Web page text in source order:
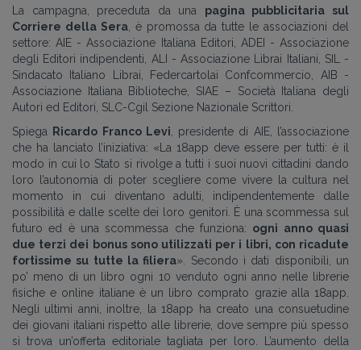
La campagna, preceduta da una pagina pubblicitaria sul
Corriere della Sera, è promossa da tutte le associazioni del
settore: AIE - Associazione Italiana Editori, ADEI - Associazione
degli Editori indipendenti, ALI - Associazione Librai Italiani, SIL -
Sindacato Italiano Librai, Federcartolai Confcommercio, AIB -
Associazione Italiana Biblioteche, SIAE – Società Italiana degli
Autori ed Editori, SLC-Cgil Sezione Nazionale Scrittori.
Spiega
Ricardo Franco Levi , presidente di AIE, l’associazione
che ha lanciato l’iniziativa: « La 18app deve essere per tutti: è il
modo in cui lo Stato si rivolge a tutti i suoi nuovi cittadini dando
loro l’autonomia di poter scegliere come vivere la cultura nel
momento in cui diventano adulti, indipendentemente dalle
possibilità e dalle scelte dei loro genitori. È una scommessa sul
futuro ed è una scommessa che funziona: ogni anno quasi
due terzi dei bonus sono utilizzati per i libri, con ricadute
fortissime su tutte la filiera» . Secondo i dati disponibili, un
po’ meno di un libro ogni 10 venduto ogni anno nelle librerie
fisiche e online italiane è un libro comprato grazie alla 18app.
Negli ultimi anni, inoltre, la 18app ha creato una consuetudine
dei giovani italiani rispetto alle librerie, dove sempre più spesso
si trova un’offerta editoriale tagliata per loro. L’aumento della